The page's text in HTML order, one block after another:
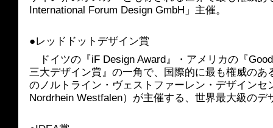
International Forum Design GmbH」主催。
●レッドドットデザイン賞
ドイツの『iF Design Award』・アメリカの『
三大デザイン賞』の一角で、国際的に最も権威のあ
のノルトライン・ヴェストファーレン・デザイン
Nordrhein Westfalen）が主催する、世界最大級のデ